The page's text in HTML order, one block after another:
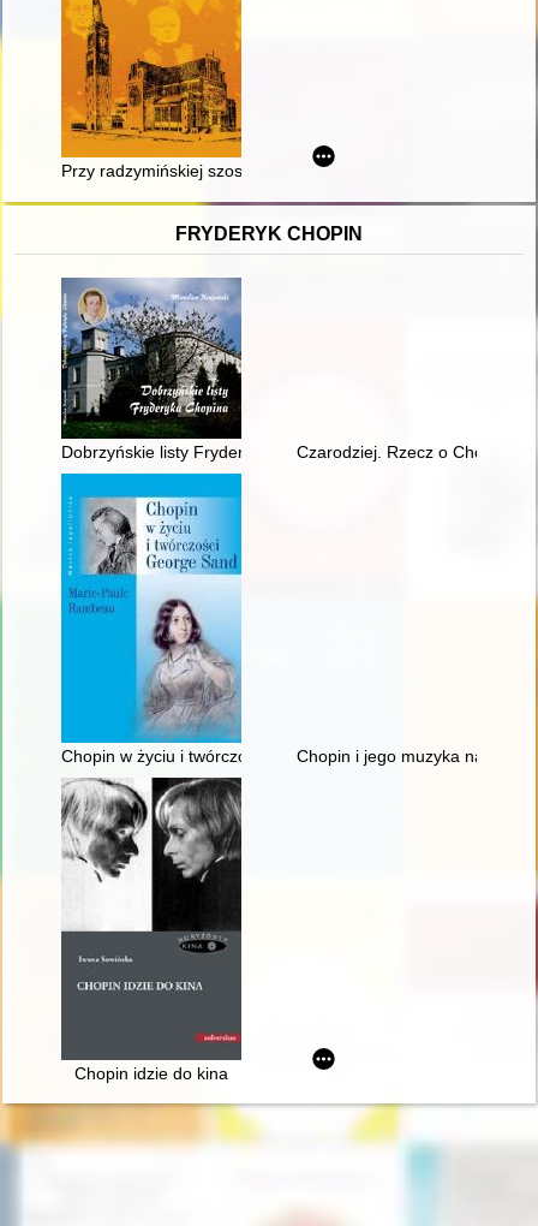
Przy radzymińskiej szosie : Kościół Chrystusa Króla jako
FRYDERYK CHOPIN
Dobrzyńskie listy Fryderyka F. Chopina. Fryderyk Chopin na
Czarodziej. Rzecz o Chopinie
Chopin w życiu i twórczości George SandChopin i jego muzyka na
Chopin idzie do kina